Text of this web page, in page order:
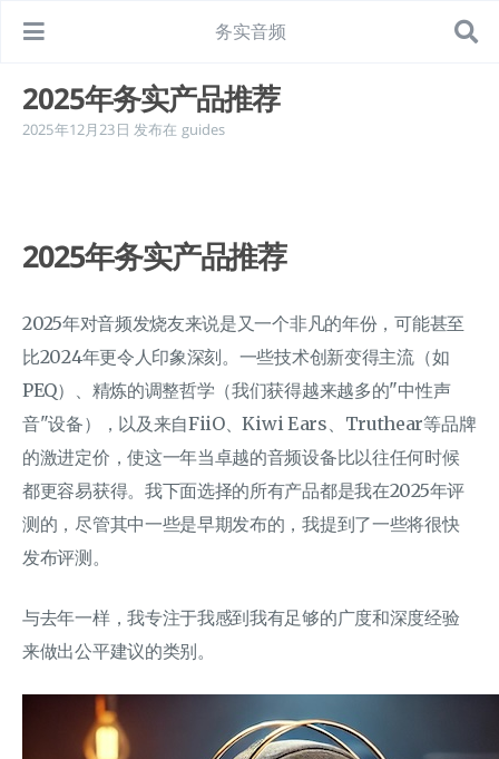
务实音频
2025年务实产品推荐
2025年12月23日 发布在 guides
2025年务实产品推荐
2025年对音频发烧友来说是又一个非凡的年份，可能甚至
比2024年更令人印象深刻。一些技术创新变得主流（如
PEQ）、精炼的调整哲学（我们获得越来越多的"中性声
音"设备），以及来自FiiO、Kiwi Ears、Truthear等品牌
的激进定价，使这一年当卓越的音频设备比以往任何时候
都更容易获得。我下面选择的所有产品都是我在2025年评
测的，尽管其中一些是早期发布的，我提到了一些将很快
发布评测。
与去年一样，我专注于我感到我有足够的广度和深度经验
来做出公平建议的类别。